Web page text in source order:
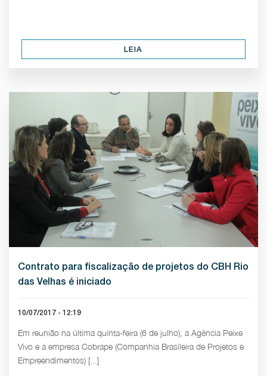
LEIA
Contrato para fiscalização de projetos do CBH Rio
das Velhas é iniciado
10/07/2017 - 12:19
Em reunião na última quinta-feira (6 de julho), a Agência Peixe
Vivo e a empresa Cobrape (Companhia Brasileira de Projetos e
Empreendimentos) [...]